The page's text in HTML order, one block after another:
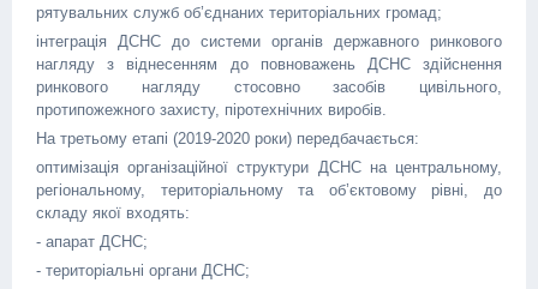
рятувальних служб об’єднаних територіальних громад;
інтеграція ДСНС до системи органів державного ринкового
нагляду з віднесенням до повноважень ДСНС здійснення
ринкового нагляду стосовно засобів цивільного,
протипожежного захисту, піротехнічних виробів.
На третьому етапі (2019-2020 роки) передбачається:
оптимізація організаційної структури ДСНС на центральному,
регіональному, територіальному та об’єктовому рівні, до
складу якої входять:
- апарат ДСНС;
- територіальні органи ДСНС;